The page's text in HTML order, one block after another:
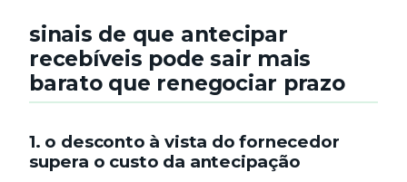
sinais de que antecipar
recebíveis pode sair mais
barato que renegociar prazo
1. o desconto à vista do fornecedor
supera o custo da antecipação